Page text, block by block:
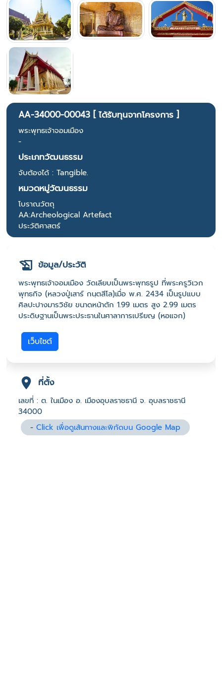
AA-34000-00043 [ ได้รับทุนจากโครงการ ]
พระพุทธเจ้าจอมเมือง
-
ประเภทวัฒนธรรม
จับต้องได้ : Tangible.
หมวดหมู่วัฒนธรรม
โบราณวัตถุ
AA:Archeological Artefact
ประวัติศาสตร์
ข้อมูล/ประวัติ
พระพุทธเจ้าจอมเมือง วัดเลียบเป็นพระพุทธรูป ที่พระครูวิเวก
พุทธกิจ (หลวงปู่เสาร์ กนฺตสีโล)เมื่อ พ.ศ. 2434 เป็นรูปแบบ
ศิลปะปางมารวิชัย ขนาดหน้าตัก 1.99 เมตร สูง 2.99 เมตร
ประดิษฐานเป็นพระประธานในศาลาการเปรียญ (หอแจก)
เว็บไซต์
ที่ตั้ง
เลขที่ : ต. ในเมือง อ. เมืองอุบลราชธานี จ. อุบลราชธานี
34000
-Click เพื่อดูเส้นทางและพิกัดบน Google Map